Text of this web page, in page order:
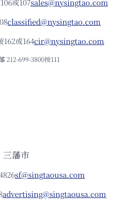
classified@nysingtao.com
162或164cir@nysingtao.com
212-699-3800按111
三藩市
sf@singtaousa.com
advertising@singtaousa.com